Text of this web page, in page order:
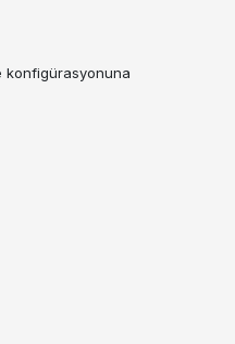
konfigürasyonuna